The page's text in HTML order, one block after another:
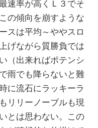
速率が高くＬ３でそ
の傾向を崩すような
スは平均～ややスロ
げながら質勝負では
（出来ればポテンシ
雨でも降らないと難
に流石にラッキーラ
リリーノーブルも現
とは思わない。この